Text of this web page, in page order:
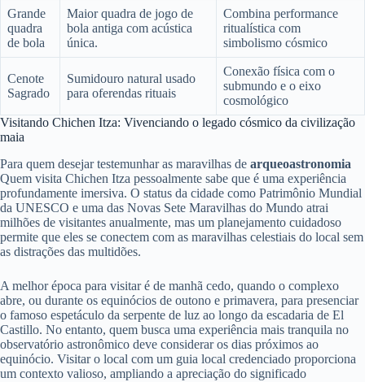
Grande
quadra
de bola
Maior quadra de jogo de
bola antiga com acústica
única.
Combina performance
ritualística com
simbolismo cósmico
Cenote
Sagrado
Sumidouro natural usado
para oferendas rituais
Conexão física com o
submundo e o eixo
cosmológico
Visitando Chichen Itza: Vivenciando o legado cósmico da civilização
maia
Para quem desejar testemunhar as maravilhas de arqueoastronomia
Quem visita Chichen Itza pessoalmente sabe que é uma experiência
profundamente imersiva. O status da cidade como Patrimônio Mundial
da UNESCO e uma das Novas Sete Maravilhas do Mundo atrai
milhões de visitantes anualmente, mas um planejamento cuidadoso
permite que eles se conectem com as maravilhas celestiais do local sem
as distrações das multidões.
A melhor época para visitar é de manhã cedo, quando o complexo
abre, ou durante os equinócios de outono e primavera, para presenciar
o famoso espetáculo da serpente de luz ao longo da escadaria de El
Castillo. No entanto, quem busca uma experiência mais tranquila no
observatório astronômico deve considerar os dias próximos ao
equinócio. Visitar o local com um guia local credenciado proporciona
um contexto valioso, ampliando a apreciação do significado